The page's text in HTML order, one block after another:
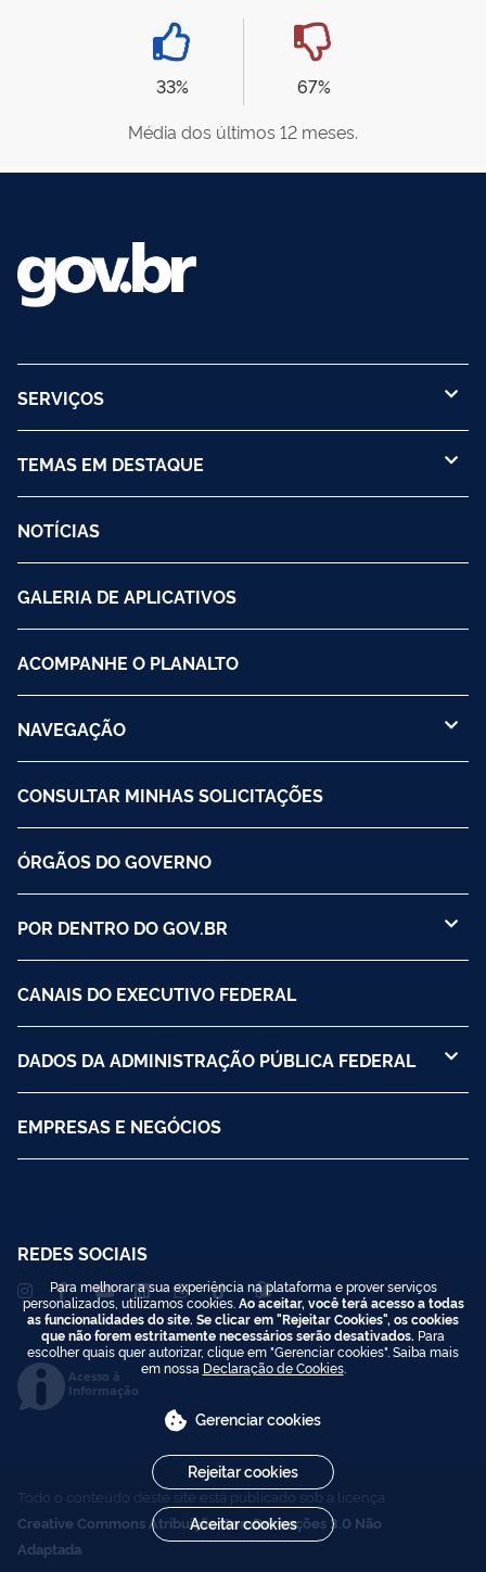
33%
67%
Média dos últimos 12 meses.
SERVIÇOS
TEMAS EM DESTAQUE
NOTÍCIAS
GALERIA DE APLICATIVOS
ACOMPANHE O PLANALTO
NAVEGAÇÃO
CONSULTAR MINHAS SOLICITAÇÕES
ÓRGÃOS DO GOVERNO
POR DENTRO DO GOV.BR
CANAIS DO EXECUTIVO FEDERAL
DADOS DA ADMINISTRAÇÃO PÚBLICA FEDERAL
EMPRESAS E NEGÓCIOS
REDES SOCIAIS
Acesso à
Informação
Todo o conteúdo deste site está publicado sob a licença
Creative Commons Atribuição-SemDerivações 3.0 Não
Adaptada
Para melhorar a sua experiência na plataforma e prover serviços
personalizados, utilizamos cookies. Ao aceitar, você terá acesso a todas
as funcionalidades do site. Se clicar em "Rejeitar Cookies", os cookies
que não forem estritamente necessários serão desativados. Para
escolher quais quer autorizar, clique em "Gerenciar cookies". Saiba mais
em nossa Declaração de Cookies.
Gerenciar cookies
Rejeitar cookies
Aceitar cookies